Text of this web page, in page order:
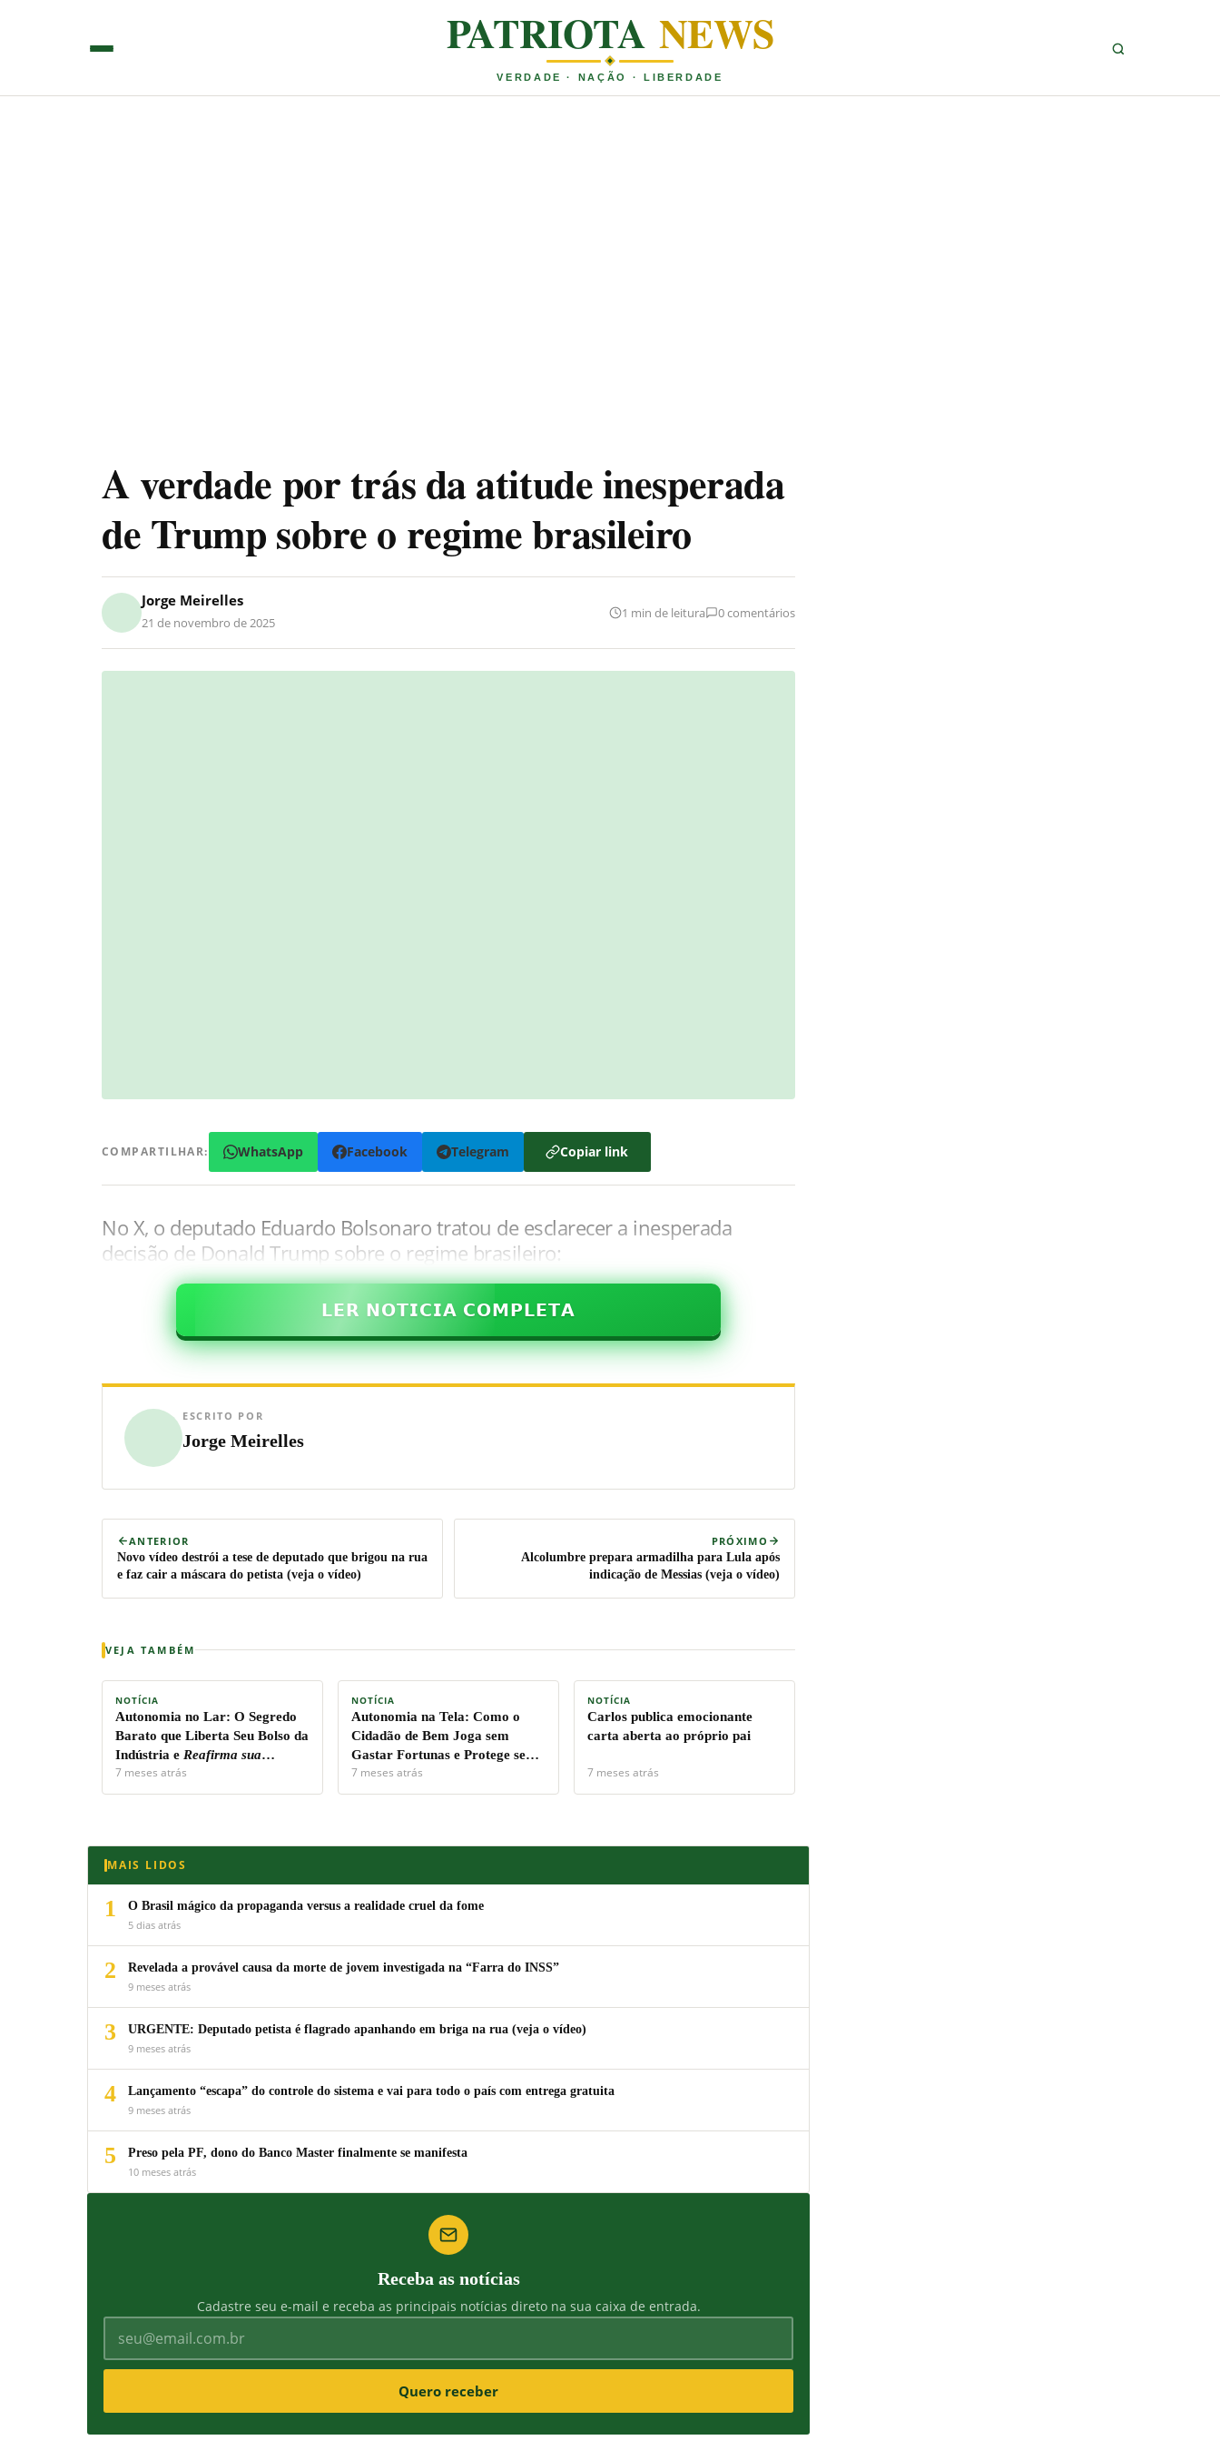
PATRIOTA NEWS
VERDADE · NAÇÃO · LIBERDADE
A verdade por trás da atitude inesperada
de Trump sobre o regime brasileiro
Jorge Meirelles
21 de novembro de 2025
1 min de leitura 0 comentários
COMPARTILHAR: WhatsApp Facebook Telegram Copiar link
No X, o deputado Eduardo Bolsonaro tratou de esclarecer a inesperada
decisão de Donald Trump sobre o regime brasileiro:
𝗟𝗘𝗥 𝗡𝗢𝗧𝗜𝗖𝗜𝗔 𝗖𝗢𝗠𝗣𝗟𝗘𝗧𝗔
ESCRITO POR
Jorge Meirelles
ANTERIOR
Novo vídeo destrói a tese de deputado que brigou na rua
e faz cair a máscara do petista (veja o vídeo)
PRÓXIMO
Alcolumbre prepara armadilha para Lula após
indicação de Messias (veja o vídeo)
VEJA TAMBÉM
NOTÍCIA
Autonomia no Lar: O Segredo
Barato que Liberta Seu Bolso da
Indústria e Reafirma sua
Soberania Pessoal!
7 meses atrás
NOTÍCIA
Autonomia na Tela: Como o
Cidadão de Bem Joga sem
Gastar Fortunas e Protege seu
Capital.
7 meses atrás
NOTÍCIA
Carlos publica emocionante
carta aberta ao próprio pai
7 meses atrás
MAIS LIDOS
1
O Brasil mágico da propaganda versus a realidade cruel da fome
5 dias atrás
2
Revelada a provável causa da morte de jovem investigada na “Farra do INSS”
9 meses atrás
3
URGENTE: Deputado petista é flagrado apanhando em briga na rua (veja o vídeo)
9 meses atrás
4
Lançamento “escapa” do controle do sistema e vai para todo o país com entrega gratuita
9 meses atrás
5
Preso pela PF, dono do Banco Master finalmente se manifesta
10 meses atrás
Receba as notícias
Cadastre seu e-mail e receba as principais notícias direto na sua caixa de entrada.
Quero receber